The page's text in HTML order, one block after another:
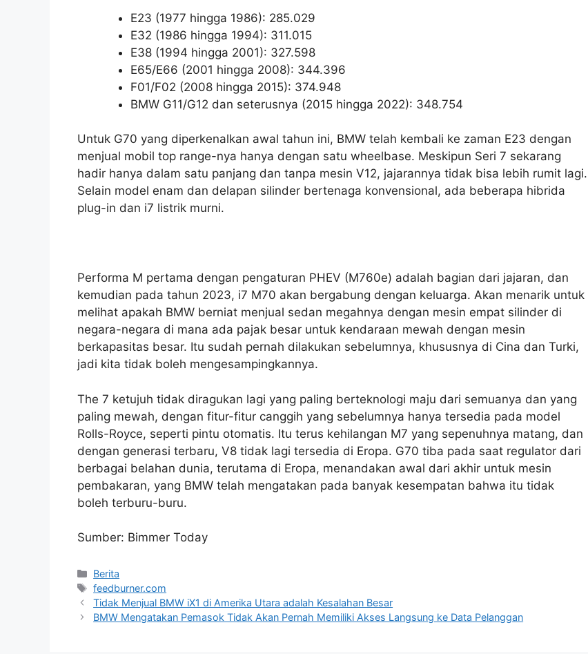
E23 (1977 hingga 1986): 285.029
E32 (1986 hingga 1994): 311.015
E38 (1994 hingga 2001): 327.598
E65/E66 (2001 hingga 2008): 344.396
F01/F02 (2008 hingga 2015): 374.948
BMW G11/G12 dan seterusnya (2015 hingga 2022): 348.754
Untuk G70 yang diperkenalkan awal tahun ini, BMW telah kembali ke zaman E23 dengan
menjual mobil top range-nya hanya dengan satu wheelbase. Meskipun Seri 7 sekarang
hadir hanya dalam satu panjang dan tanpa mesin V12, jajarannya tidak bisa lebih rumit lagi.
Selain model enam dan delapan silinder bertenaga konvensional, ada beberapa hibrida
plug-in dan i7 listrik murni.
Performa M pertama dengan pengaturan PHEV (M760e) adalah bagian dari jajaran, dan
kemudian pada tahun 2023, i7 M70 akan bergabung dengan keluarga. Akan menarik untuk
melihat apakah BMW berniat menjual sedan megahnya dengan mesin empat silinder di
negara-negara di mana ada pajak besar untuk kendaraan mewah dengan mesin
berkapasitas besar. Itu sudah pernah dilakukan sebelumnya, khususnya di Cina dan Turki,
jadi kita tidak boleh mengesampingkannya.
The 7 ketujuh tidak diragukan lagi yang paling berteknologi maju dari semuanya dan yang
paling mewah, dengan fitur-fitur canggih yang sebelumnya hanya tersedia pada model
Rolls-Royce, seperti pintu otomatis. Itu terus kehilangan M7 yang sepenuhnya matang, dan
dengan generasi terbaru, V8 tidak lagi tersedia di Eropa. G70 tiba pada saat regulator dari
berbagai belahan dunia, terutama di Eropa, menandakan awal dari akhir untuk mesin
pembakaran, yang BMW telah mengatakan pada banyak kesempatan bahwa itu tidak
boleh terburu-buru.
Sumber: Bimmer Today
Categories
Berita
Tags
feedburner.com
Tidak Menjual BMW iX1 di Amerika Utara adalah Kesalahan Besar
BMW Mengatakan Pemasok Tidak Akan Pernah Memiliki Akses Langsung ke Data Pelanggan